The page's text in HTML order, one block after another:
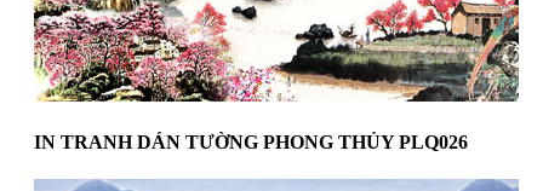
IN TRANH DÁN TƯỜNG PHONG THỦY PLQ026